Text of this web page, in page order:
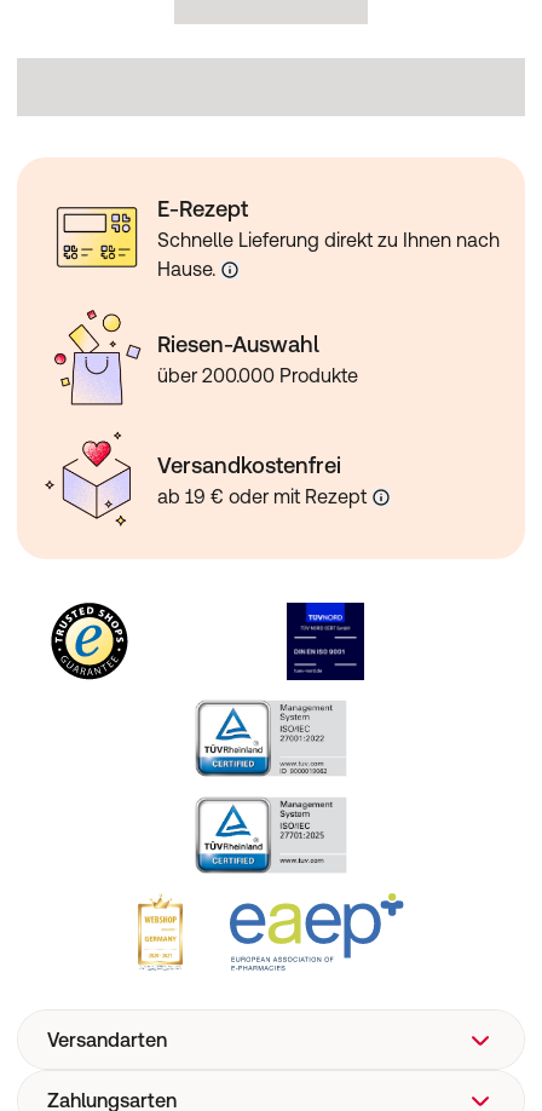
E-Rezept
Schnelle Lieferung direkt zu Ihnen nach
Hause.
Riesen-Auswahl
über 200.000 Produkte
Versandkostenfrei
ab 19 € oder mit Rezept
Versandarten
Zahlungsarten